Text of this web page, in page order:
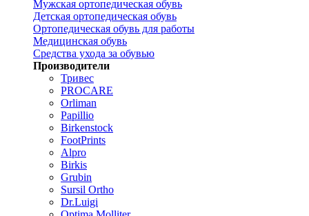
Мужская ортопедическая обувь
Детская ортопедическая обувь
Ортопедическая обувь для работы
Медицинская обувь
Средства ухода за обувью
Производители
Тривес
PROCARE
Orliman
Papillio
Birkenstock
FootPrints
Alpro
Birkis
Grubin
Sursil Ortho
Dr.Luigi